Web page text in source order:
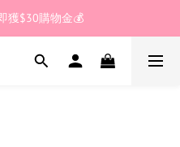
獲$30購物金💰
獲$30購物金💰
享免運優惠